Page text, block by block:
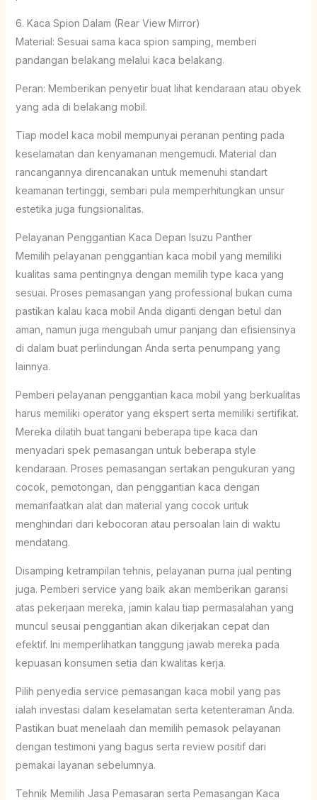
6. Kaca Spion Dalam (Rear View Mirror)
Material: Sesuai sama kaca spion samping, memberi
pandangan belakang melalui kaca belakang.
Peran: Memberikan penyetir buat lihat kendaraan atau obyek
yang ada di belakang mobil.
Tiap model kaca mobil mempunyai peranan penting pada
keselamatan dan kenyamanan mengemudi. Material dan
rancangannya direncanakan untuk memenuhi standart
keamanan tertinggi, sembari pula memperhitungkan unsur
estetika juga fungsionalitas.
Pelayanan Penggantian Kaca Depan Isuzu Panther
Memilih pelayanan penggantian kaca mobil yang memiliki
kualitas sama pentingnya dengan memilih type kaca yang
sesuai. Proses pemasangan yang professional bukan cuma
pastikan kalau kaca mobil Anda diganti dengan betul dan
aman, namun juga mengubah umur panjang dan efisiensinya
di dalam buat perlindungan Anda serta penumpang yang
lainnya.
Pemberi pelayanan penggantian kaca mobil yang berkualitas
harus memiliki operator yang ekspert serta memiliki sertifikat.
Mereka dilatih buat tangani beberapa tipe kaca dan
menyadari spek pemasangan untuk beberapa style
kendaraan. Proses pemasangan sertakan pengukuran yang
cocok, pemotongan, dan penggantian kaca dengan
memanfaatkan alat dan material yang cocok untuk
menghindari dari kebocoran atau persoalan lain di waktu
mendatang.
Disamping ketrampilan tehnis, pelayanan purna jual penting
juga. Pemberi service yang baik akan memberikan garansi
atas pekerjaan mereka, jamin kalau tiap permasalahan yang
muncul seusai penggantian akan dikerjakan cepat dan
efektif. Ini memperlihatkan tanggung jawab mereka pada
kepuasan konsumen setia dan kwalitas kerja.
Pilih penyedia service pemasangan kaca mobil yang pas
ialah investasi dalam keselamatan serta ketenteraman Anda.
Pastikan buat menelaah dan memilih pemasok pelayanan
dengan testimoni yang bagus serta review positif dari
pemakai layanan sebelumnya.
Tehnik Memilih Jasa Pemasaran serta Pemasangan Kaca